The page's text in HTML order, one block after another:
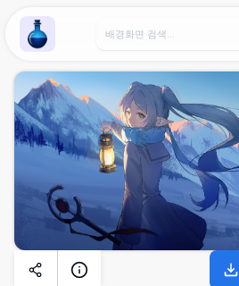
Wallpaper Alchemy